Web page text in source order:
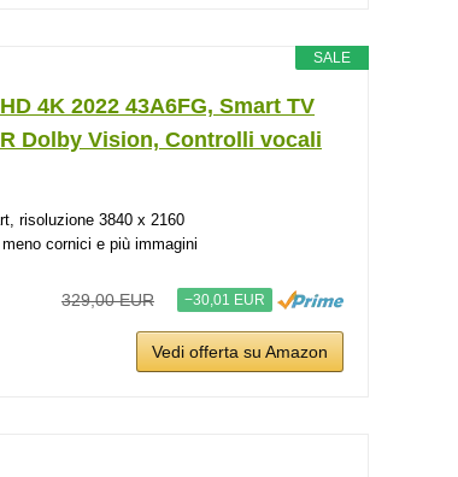
SALE
4K 2022 43A6FG, Smart TV
Dolby Vision, Controlli vocali
risoluzione 3840 x 2160
cornici e più immagini
329,00 EUR −30,01 EUR
Vedi offerta su Amazon